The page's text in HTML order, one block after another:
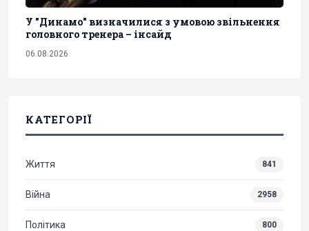
У "Динамо" визначилися з умовою звільнення
головного тренера – інсайд
06.08.2026
КАТЕГОРІЇ
Життя 841
Війна 2958
Політика 800